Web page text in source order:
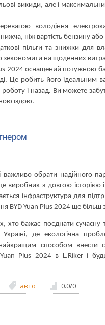
викиди, але і
володіння
ніж вартість бензину
пільги та знижки для
на щоденних
2024 оснащений потужною
Це робить його ідеальним
і назад. Ви можете
їздою.
важливо обрати надійного
виробник з довгою історією
інфраструктура для
BYD Yuan Plus 2024 ще більш
хто бажає поєднати сучасну
де екологічна
способом внести
Plus 2024 в L.Riker і
авто 0.0/0